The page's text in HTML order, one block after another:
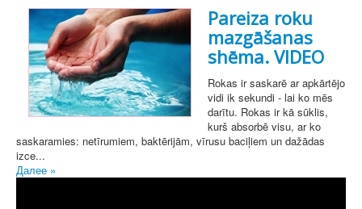
Pareiza roku
mazgāšanas
shēma. VIDEO
Rokas ir saskarē ar apkārtējo
vidi ik sekundi - lai ko mēs
darītu. Rokas ir kā sūklis,
kurš absorbē visu, ar ko
saskaramies: netīrumiem, baktērijām, vīrusu baciļiem un dažādas
izce...
Далее »